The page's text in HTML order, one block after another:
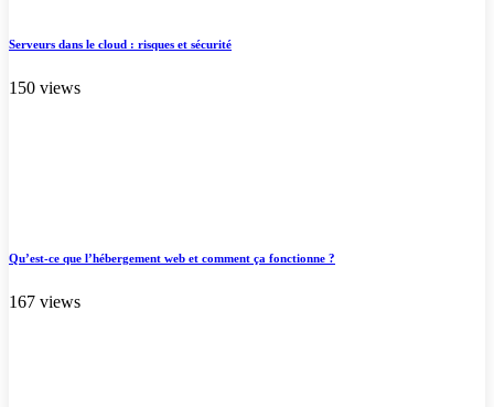
Serveurs dans le cloud : risques et sécurité
150 views
Qu’est-ce que l’hébergement web et comment ça fonctionne ?
167 views